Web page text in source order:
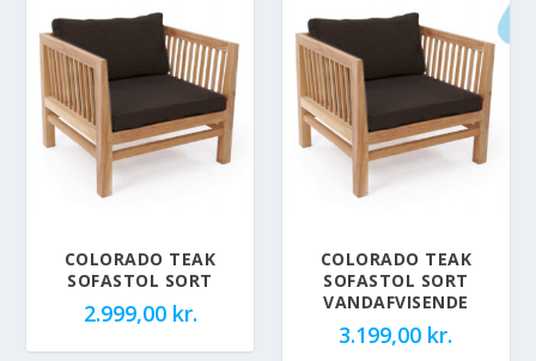
COLORADO TEAK
SOFASTOL SORT
2.999,00 kr.
COLORADO TEAK
SOFASTOL SORT
VANDAFVISENDE
3.199,00 kr.